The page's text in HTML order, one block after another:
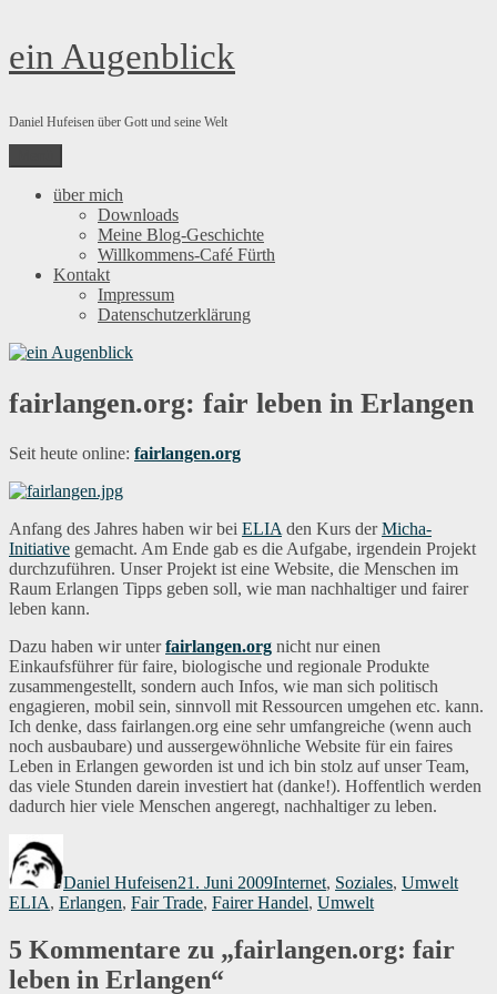
Zum
Inhalt
ein Augenblick
Daniel Hufeisen über Gott und seine Welt
über mich
Downloads
Meine Blog-Geschichte
Willkommens-Café Fürth
Kontakt
Impressum
Datenschutzerklärung
fairlangen.org: fair leben in Erlangen
Seit heute online: fairlangen.org
Anfang des Jahres haben wir bei ELIA den Kurs derMicha-
Initiative gemacht. Am Ende gab es die Aufgabe, irgendein Projekt
durchzuführen. Unser Projekt ist eine Website, die Menschen im
Raum Erlangen Tipps geben soll, wie man nachhaltiger und fairer
leben kann.
Dazu haben wir unterfairlangen.org nicht nur einen
Einkaufsführer für faire, biologische und regionale Produkte
zusammengestellt, sondern auch Infos, wie man sich politisch
engagieren, mobil sein, sinnvoll mit Ressourcen umgehen etc. kann.
Ich denke, dass fairlangen.org eine sehr umfangreiche (wenn auch
noch ausbaubare) und aussergewöhnliche Website für ein faires
Leben in Erlangen geworden ist und ich bin stolz auf unser Team,
das viele Stunden darein investiert hat (danke!). Hoffentlich werden
dadurch hier viele Menschen angeregt, nachhaltiger zu leben.
Daniel Hufeisen21. Juni 2009Internet, Soziales, Umwelt
ELIA, Erlangen, Fair Trade, Fairer Handel, Umwelt
5 Kommentare zu „fairlangen.org: fair
leben in Erlangen“